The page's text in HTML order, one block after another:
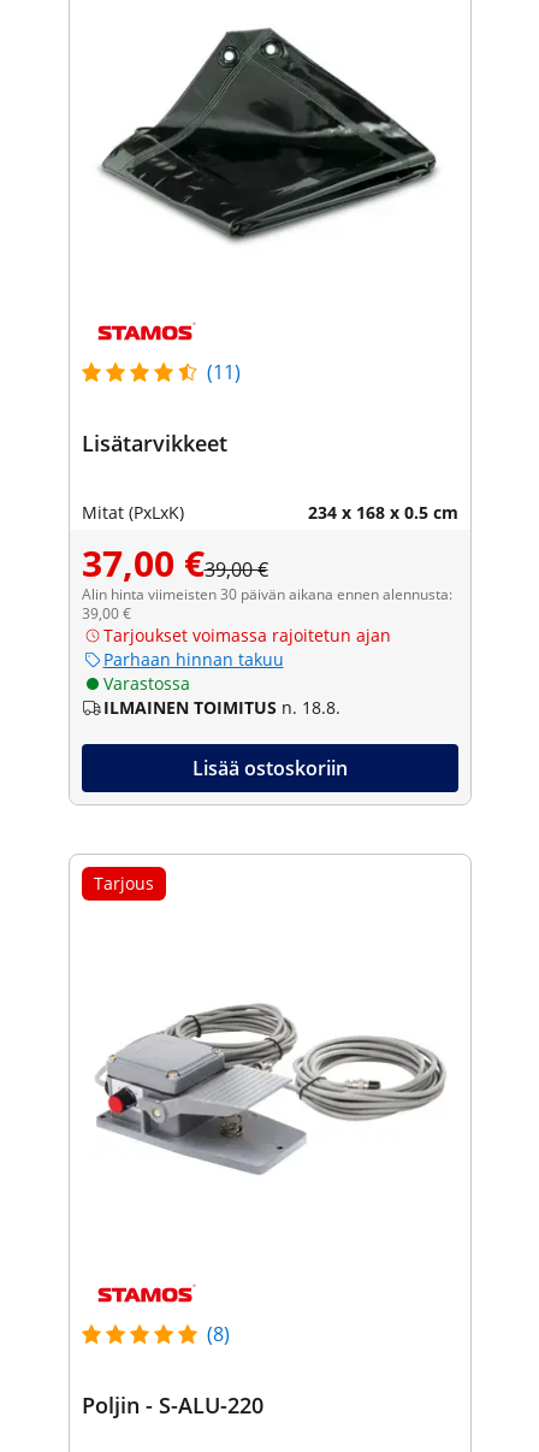
(11)
Lisätarvikkeet
Mitat (PxLxK) 234 x 168 x 0.5 cm
37,00 €39,00 €
Alin hinta viimeisten 30 päivän aikana ennen alennusta:
39,00 €
Tarjoukset voimassa rajoitetun ajan
Parhaan hinnan takuu
Varastossa
ILMAINEN TOIMITUS n. 18.8.
Lisää ostoskoriin
Tarjous
(8)
Poljin - S-ALU-220